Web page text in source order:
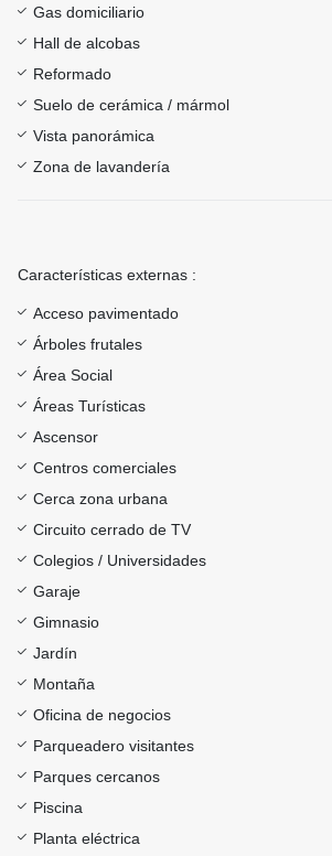
Gas domiciliario
Hall de alcobas
Reformado
Suelo de cerámica / mármol
Vista panorámica
Zona de lavandería
Características externas :
Acceso pavimentado
Árboles frutales
Área Social
Áreas Turísticas
Ascensor
Centros comerciales
Cerca zona urbana
Circuito cerrado de TV
Colegios / Universidades
Garaje
Gimnasio
Jardín
Montaña
Oficina de negocios
Parqueadero visitantes
Parques cercanos
Piscina
Planta eléctrica